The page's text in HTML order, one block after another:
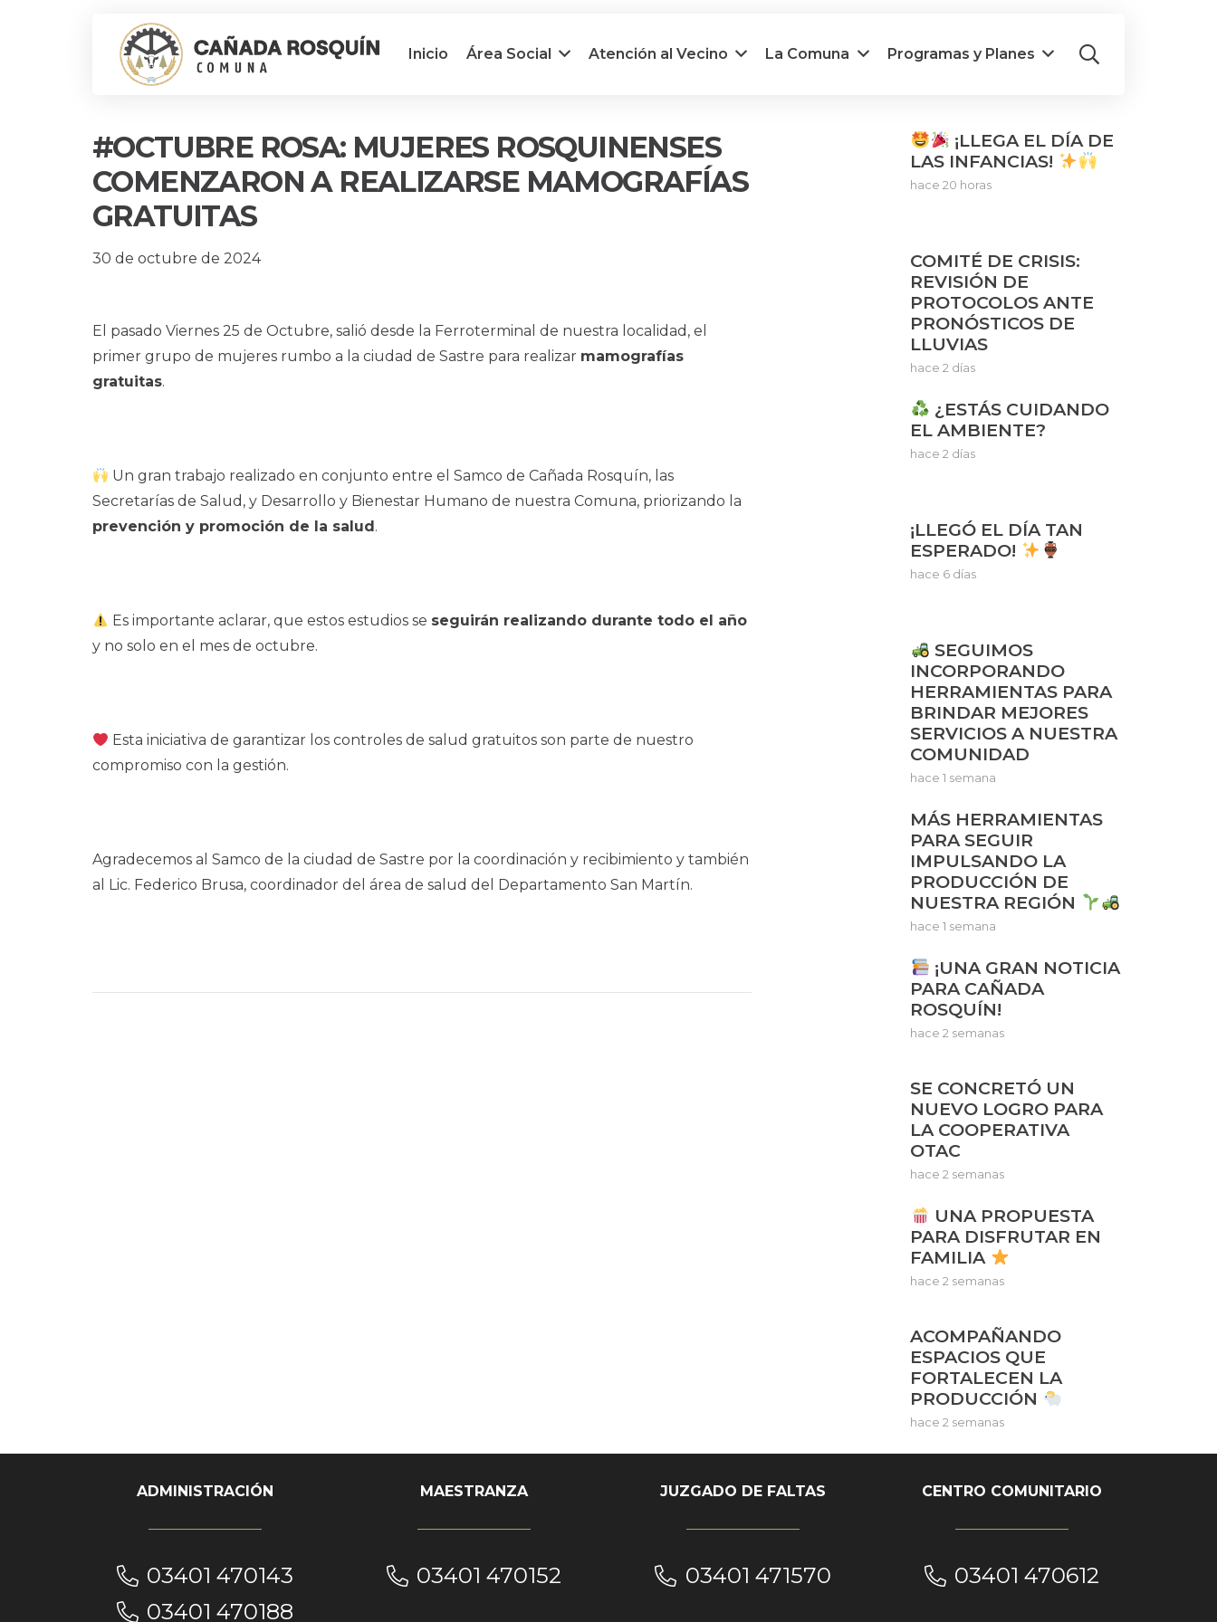
Inicio Área Social Atención al Vecino La Comuna Programas y Planes
#OCTUBRE ROSA: MUJERES ROSQUINENSES
COMENZARON A REALIZARSE MAMOGRAFÍAS
GRATUITAS
30 de octubre de 2024
El pasado Viernes 25 de Octubre, salió desde la Ferroterminal de nuestra localidad, el
primer grupo de mujeres rumbo a la ciudad de Sastre para realizar mamografías
gratuitas.
Un gran trabajo realizado en conjunto entre el Samco de Cañada Rosquín, las
Secretarías de Salud, y Desarrollo y Bienestar Humano de nuestra Comuna, priorizando la
prevención y promoción de la salud .
Es importante aclarar, que estos estudios se seguirán realizando durante todo el año
y no solo en el mes de octubre.
Esta iniciativa de garantizar los controles de salud gratuitos son parte de nuestro
compromiso con la gestión.
Agradecemos al Samco de la ciudad de Sastre por la coordinación y recibimiento y también
al Lic. Federico Brusa, coordinador del área de salud del Departamento San Martín.
¡LLEGA EL DÍA DE
LAS INFANCIAS!
hace 20 horas
COMITÉ DE CRISIS:
REVISIÓN DE
PROTOCOLOS ANTE
PRONÓSTICOS DE
LLUVIAS
hace 2 días
¿ESTÁS CUIDANDO
EL AMBIENTE?
hace 2 días
¡LLEGÓ EL DÍA TAN
ESPERADO!
hace 6 días
SEGUIMOS
INCORPORANDO
HERRAMIENTAS PARA
BRINDAR MEJORES
SERVICIOS A NUESTRA
COMUNIDAD
hace 1 semana
MÁS HERRAMIENTAS
PARA SEGUIR
IMPULSANDO LA
PRODUCCIÓN DE
NUESTRA REGIÓN
hace 1 semana
¡UNA GRAN NOTICIA
PARA CAÑADA
ROSQUÍN!
hace 2 semanas
SE CONCRETÓ UN
NUEVO LOGRO PARA
LA COOPERATIVA
OTAC
hace 2 semanas
UNA PROPUESTA
PARA DISFRUTAR EN
FAMILIA
hace 2 semanas
ACOMPAÑANDO
ESPACIOS QUE
FORTALECEN LA
PRODUCCIÓN
hace 2 semanas
ADMINISTRACIÓN
03401 470143
03401 470188
MAESTRANZA
03401 470152
JUZGADO DE FALTAS
03401 471570
CENTRO COMUNITARIO
03401 470612